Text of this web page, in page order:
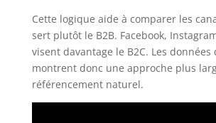
Cette logique aide à comparer les
sert plutôt le B2B. Facebook,
visent davantage le B2C. Les
montrent donc une approche plus
référencement naturel.